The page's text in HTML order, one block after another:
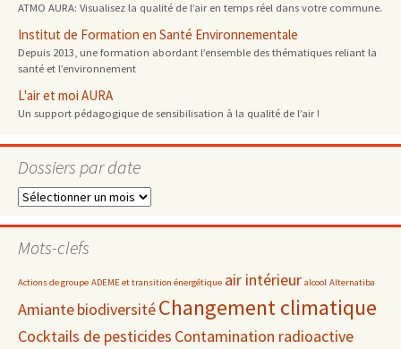
ATMO AURA: Visualisez la qualité de l’air en temps réel dans votre commune.
Institut de Formation en Santé Environnementale
Depuis 2013, une formation abordant l’ensemble des thématiques reliant la
santé et l’environnement
L'air et moi AURA
Un support pédagogique de sensibilisation à la qualité de l’air !
Dossiers par date
Dossiers
date
Mots-clefs
Actions de groupe ADEME et transition énergétique air intérieur alcool Alternatiba
AmiantebiodiversitéChangement climatique
Cocktails de pesticides Contamination radioactive